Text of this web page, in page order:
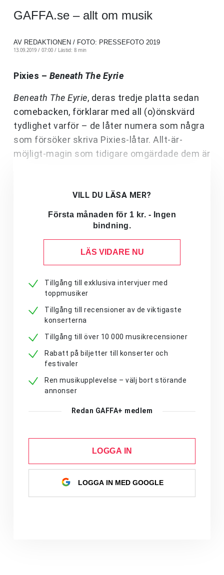
GAFFA.se – allt om musik
AV REDAKTIONEN / FOTO: PRESSEFOTO 2019
13.09.2019 / 07:00 / Lästid: 8 min
Pixies – Beneath The Eyrie
Beneath The Eyrie, deras tredje platta sedan
comebacken, förklarar med all (o)önskvärd
tydlighet varför – de låter numera som några
som försöker skriva Pixies-låtar. Allt-är-
möjligt-magin som tidigare omgärdade dem är
VILL DU LÄSA MER?
Första månaden för 1 kr. - Ingen
bindning.
LÄS VIDARE NU
Tillgång till exklusiva intervjuer med
toppmusiker
Tillgång till recensioner av de viktigaste
konserterna
Tillgång till över 10 000 musikrecensioner
Rabatt på biljetter till konserter och
festivaler
Ren musikupplevelse – välj bort störande
annonser
Redan GAFFA+ medlem
LOGGA IN
LOGGA IN MED GOOGLE